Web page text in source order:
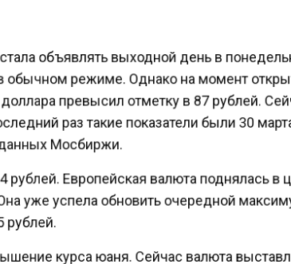
объявлять выходной день в
обычном режиме. Однако на момент
превысил отметку в 87 рублей.
раз такие показатели были 30
Мосбиржи.
рублей. Европейская валюта поднялась в
уже успела обновить очередной
рублей.
курса юаня. Сейчас валюта